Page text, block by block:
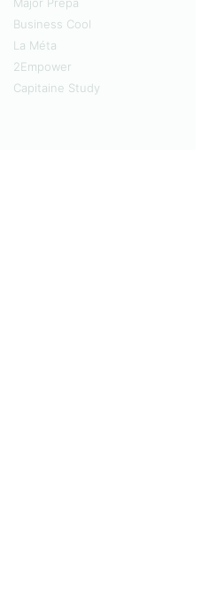
Business Cool
La Méta
2Empower
Capitaine Study